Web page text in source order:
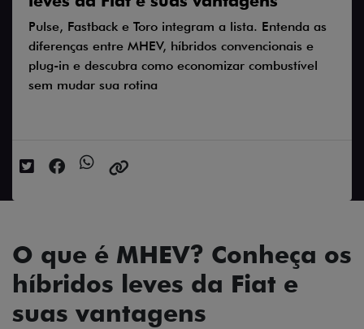
Pulse, Fastback e Toro integram a lista. Entenda as
diferenças entre MHEV, híbridos convencionais e
plug-in e descubra como economizar combustível
sem mudar sua rotina
O que é MHEV? Conheça os
híbridos leves da Fiat e
suas vantagens